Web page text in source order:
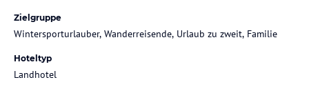
Zielgruppe
Wintersporturlauber, Wanderreisende, Urlaub zu zweit, Familie
Hoteltyp
Landhotel